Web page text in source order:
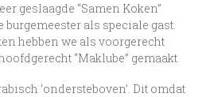
geslaagde “Samen Koken”
burgemeester als speciale gast.
hebben we als voorgerecht
“Maklube” gemaakt.
‘ondersteboven’. Dit omdat